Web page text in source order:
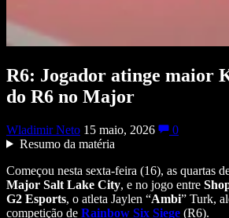
R6: Jogador atinge maior
do R6 no Major
Wladimir Neto 15 maio, 2026
0
Resumo da matéria
Começou nesta sexta-feira (16), as quartas
Major Salt Lake City, e no jogo entre
G2 Esports, o atleta Jaylen “Ambi” Turk,
competição de Rainbow Six Siege (R6).